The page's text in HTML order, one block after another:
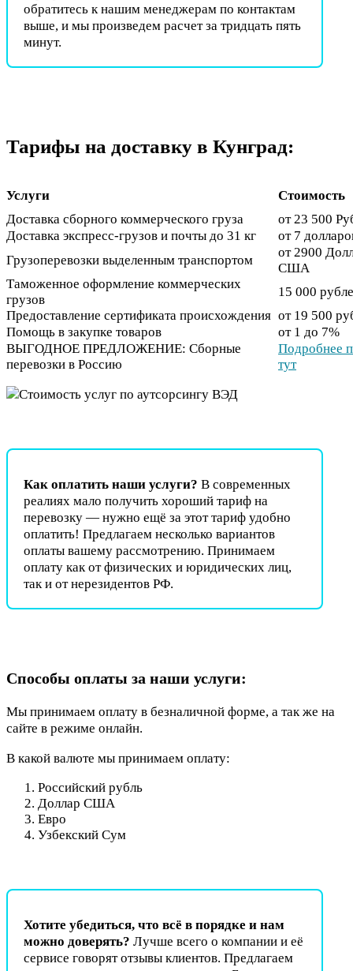
обратитесь к нашим менеджерам по контактам
выше, и мы произведем расчет за тридцать пять
минут.
Тарифы на доставку в Кунград:
Услуги
Стоимость
Доставка сборного коммерческого груза
от 23 500
Доставка экспресс-грузов и почты до 31 кг
от 7
Грузоперевозки выделенным транспортом
от 2900
США
Таможенное оформление коммерческих
грузов
15 000
Предоставление сертификата происхождения от 19 500
Помощь в закупке товаров
от 1 до 7%
ВЫГОДНОЕ ПРЕДЛОЖЕНИЕ: Сборные
перевозки в Россию
Подробнее
тут
Как оплатить наши услуги? В современных
реалиях мало получить хороший тариф на
перевозку — нужно ещё за этот тариф удобно
оплатить! Предлагаем несколько вариантов
оплаты вашему рассмотрению. Принимаем
оплату как от физических и юридических лиц,
так и от нерезидентов РФ.
Способы оплаты за наши услуги:
Мы принимаем оплату в безналичной форме, а так же на
сайте в режиме онлайн.
В какой валюте мы принимаем оплату:
Российский рубль
Доллар США
Евро
Узбекский Сум
Хотите убедиться, что всё в порядке и нам
можно доверять? Лучше всего о компании и её
сервисе говорят отзывы клиентов. Предлагаем